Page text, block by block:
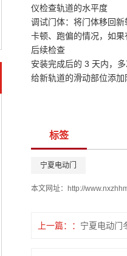
仪检查轨道的水平度
调试门体：将门体移回
卡顿、跑偏的情况，如
后续检查
安装完成后的 3 天内，
给新轨道的滑动部位添
标签
宁夏电动门
本文网址： http://
上一篇： 宁夏电动门